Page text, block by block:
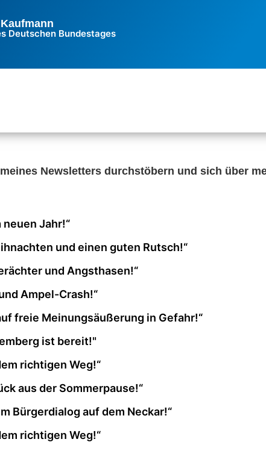
Deutschen Bundestages
Newsletters durchstöbern und sich über
Jahr!“
und einen guten Rutsch!“
und Angsthasen!“
Ampel-Crash!“
freie Meinungsäußerung in Gefahr!“
ist bereit!"
richtigen Weg!“
aus der Sommerpause!“
Bürgerdialog auf dem Neckar!“
richtigen Weg!“